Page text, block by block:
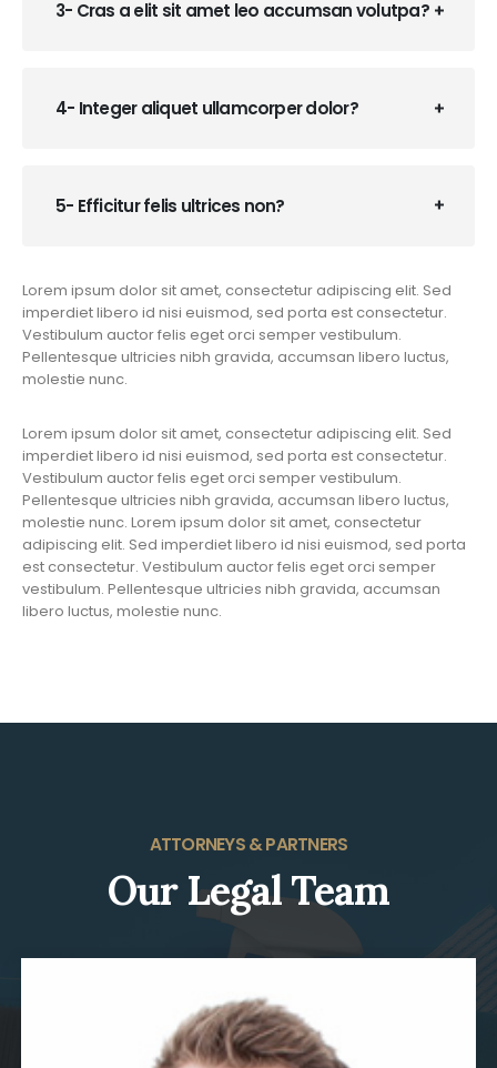
3- Cras a elit sit amet leo accumsan volutpa?
4- Integer aliquet ullamcorper dolor?
5- Efficitur felis ultrices non?
Lorem ipsum dolor sit amet, consectetur adipiscing elit. Sed
imperdiet libero id nisi euismod, sed porta est consectetur.
Vestibulum auctor felis eget orci semper vestibulum.
Pellentesque ultricies nibh gravida, accumsan libero luctus,
molestie nunc.
Lorem ipsum dolor sit amet, consectetur adipiscing elit. Sed
imperdiet libero id nisi euismod, sed porta est consectetur.
Vestibulum auctor felis eget orci semper vestibulum.
Pellentesque ultricies nibh gravida, accumsan libero luctus,
molestie nunc. Lorem ipsum dolor sit amet, consectetur
adipiscing elit. Sed imperdiet libero id nisi euismod, sed porta
est consectetur. Vestibulum auctor felis eget orci semper
vestibulum. Pellentesque ultricies nibh gravida, accumsan
libero luctus, molestie nunc.
ATTORNEYS & PARTNERS
Our Legal Team